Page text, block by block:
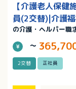
【介護老人保
員(2交替)|介護
の介護・ヘルパー職
～
2交替 正社員